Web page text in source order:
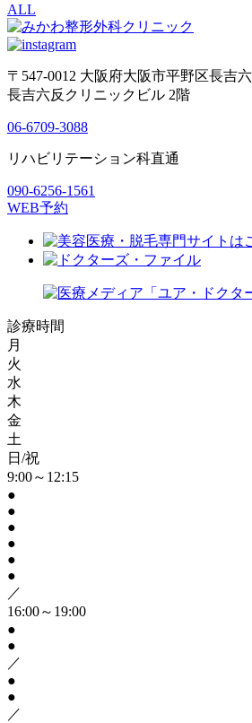
ALL
〒547-0012 大阪府大阪市平野区長吉
長吉六反クリニックビル 2階
06-6709-3088
リハビリテーション科直通
090-6256-1561
WEB予約
診療時間
月
火
水
木
金
土
日/祝
9:00～12:15
●
●
●
●
●
●
／
16:00～19:00
●
●
／
●
●
／